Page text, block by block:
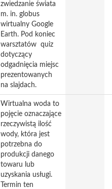
zwiedzanie świata
m. in. globus
wirtualny Google
Earth. Pod koniec
warsztatów quiz
dotyczący
odgadnięcia miejsc
prezentowanych
na slajdach.
Wirtualna woda to
pojęcie oznaczające
rzeczywistą ilość
wody, która jest
potrzebna do
produkcji danego
towaru lub
uzyskania usługi.
Termin ten